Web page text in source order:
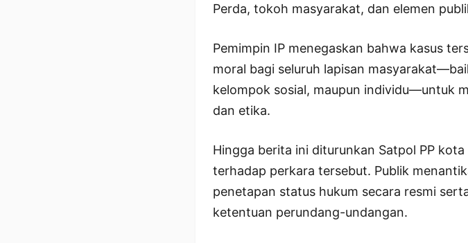
Perda, tokoh masyarakat, dan elemen
Pemimpin IP menegaskan bahwa kasus
moral bagi seluruh lapisan
kelompok sosial, maupun individu—untuk
dan etika.
Hingga berita ini diturunkan Satpol PP
terhadap perkara tersebut. Publik
penetapan status hukum secara resmi
ketentuan perundang-undangan.